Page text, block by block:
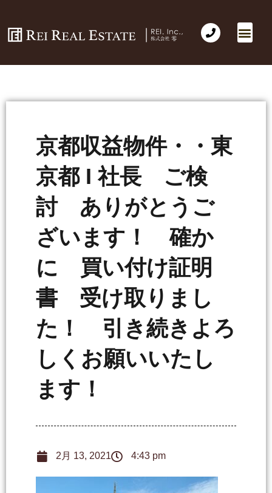
京都収益物件・・東
京都 I 社長 ご検
討 ありがとうご
ざいます！ 確か
に 買い付け証明
書 受け取りまし
た！ 引き続きよろ
しくお願いいたし
ます！
2月 13, 2021 4:43 pm